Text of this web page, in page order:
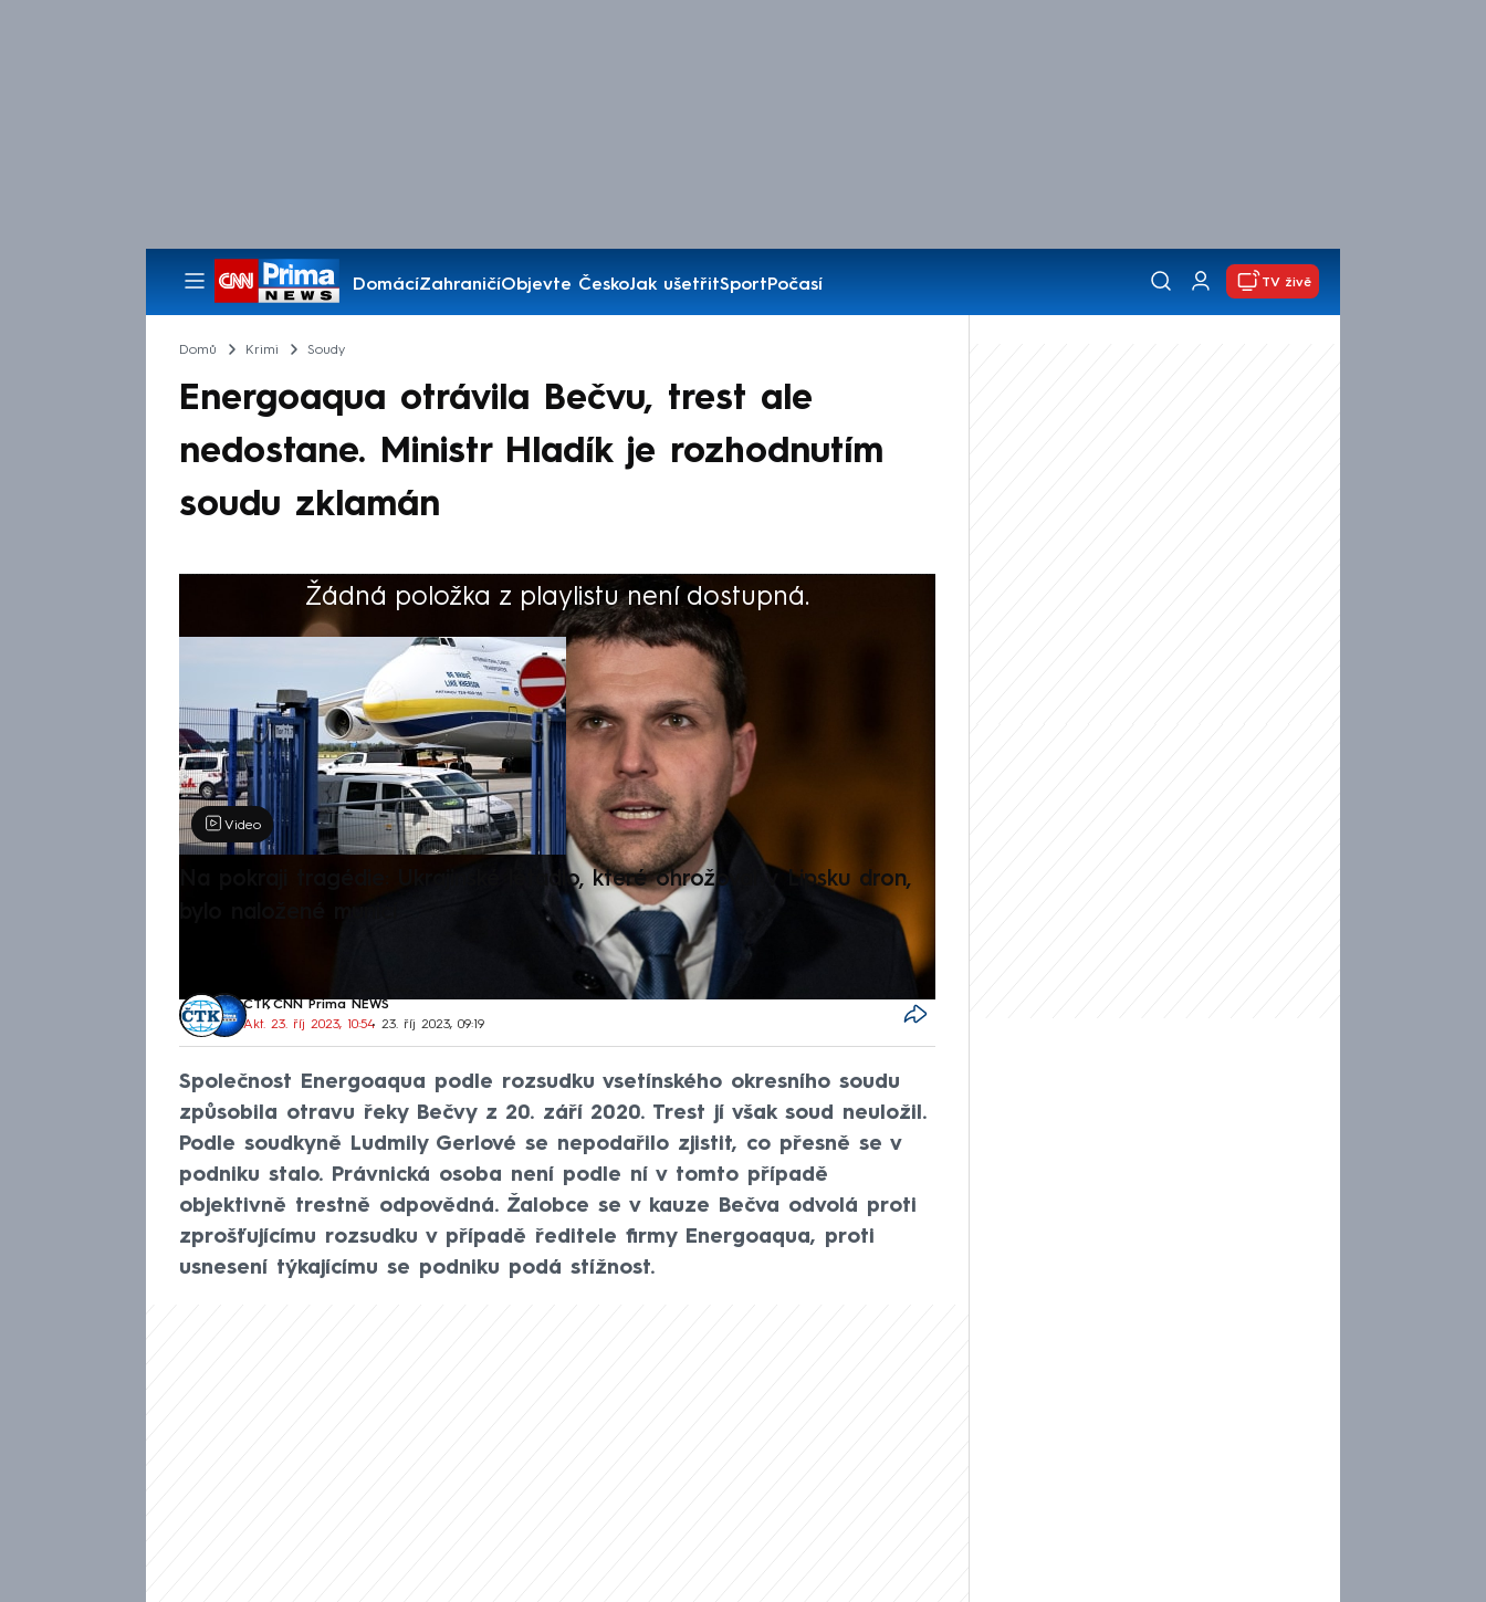
DomácíZahraničíObjevte ČeskoJak ušetřitSportPočasí
Pořady
TV živě
Domů Krimi Soudy
Energoaqua otrávila Bečvu, trest ale
nedostane. Ministr Hladík je rozhodnutím
soudu zklamán
Žádná položka z playlistu není dostupná.
Výběr redakce
Video
Na pokraji tragédie: Ukrajinské letadlo, které ohrožoval v Lipsku dron,
ČTK, CNN Prima NEWS
Akt. 23. říj 2023, 10:54• 23. říj 2023, 09:19
Společnost Energoaqua podle rozsudku vsetínského okresního soudu
způsobila otravu řeky Bečvy z 20. září 2020. Trest jí však soud neuložil.
Podle soudkyně Ludmily Gerlové se nepodařilo zjistit, co přesně se v
podniku stalo. Právnická osoba není podle ní v tomto případě
objektivně trestně odpovědná. Žalobce se v kauze Bečva odvolá proti
zprošťujícímu rozsudku v případě ředitele firmy Energoaqua, proti
usnesení týkajícímu se podniku podá stížnost.